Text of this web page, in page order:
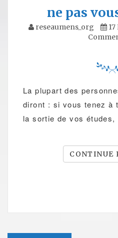
ne pas
reseaumens_org
La plupart des
diront : si vous tenez à
la sortie de vos
CONTINUE